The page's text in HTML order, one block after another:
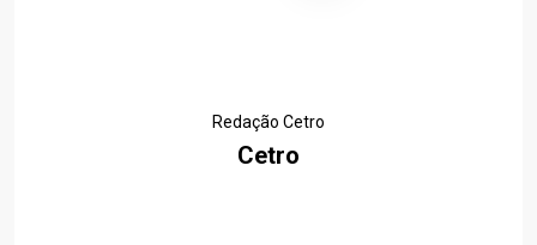
Redação Cetro
Cetro